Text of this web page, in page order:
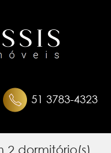
51 3783-4323
2 dormitório(s)